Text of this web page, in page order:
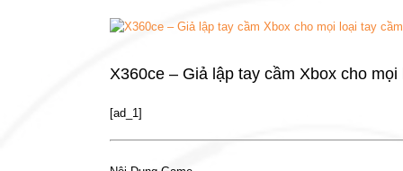
View
X360ce – Giả lập tay cầm Xbox cho mọi
[ad_1]